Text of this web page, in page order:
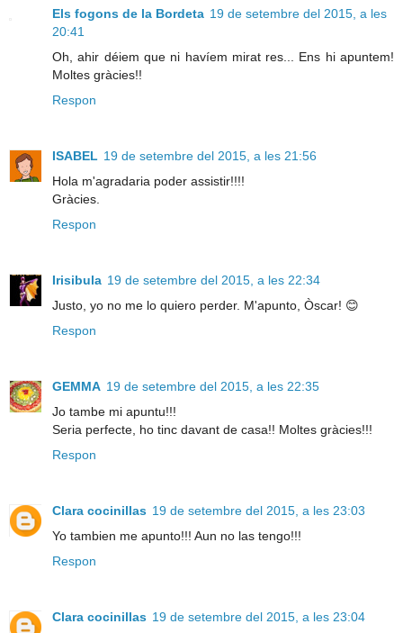
Els fogons de la Bordeta 19 de setembre del 2015, a les
20:41
Oh, ahir déiem que ni havíem mirat res... Ens hi apuntem!
Moltes gràcies!!
Respon
ISABEL 19 de setembre del 2015, a les 21:56
Hola m'agradaria poder assistir!!!!
Gràcies.
Respon
Irisibula 19 de setembre del 2015, a les 22:34
Justo, yo no me lo quiero perder. M'apunto, Òscar! 😊
Respon
GEMMA 19 de setembre del 2015, a les 22:35
Jo tambe mi apuntu!!!
Seria perfecte, ho tinc davant de casa!! Moltes gràcies!!!
Respon
Clara cocinillas 19 de setembre del 2015, a les 23:03
Yo tambien me apunto!!! Aun no las tengo!!!
Respon
Clara cocinillas 19 de setembre del 2015, a les 23:04